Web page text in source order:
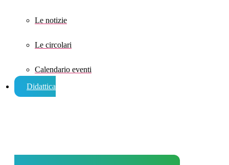
Le notizie
Le circolari
Calendario eventi
Didattica